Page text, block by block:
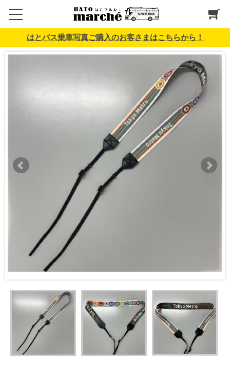
はとバス乗車写真ご購入のお客さまはこちらから！